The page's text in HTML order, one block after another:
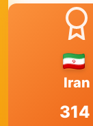
Iran
314